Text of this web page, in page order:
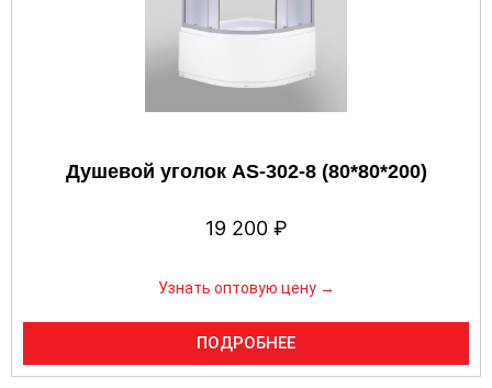
Душевой уголок AS-302-8 (80*80*200)
19 200 ₽
Узнать оптовую цену →
ПОДРОБНЕЕ